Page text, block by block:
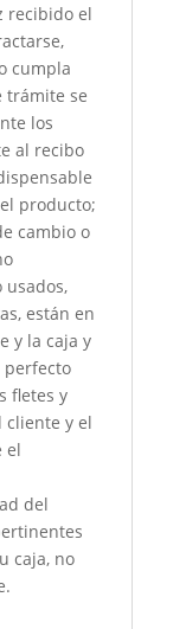
recibido el
cumpla
trámite se
los
al recibo
producto;
cambio o
están en
y la caja y
perfecto
fletes y
cliente y el
el
del
caja, no